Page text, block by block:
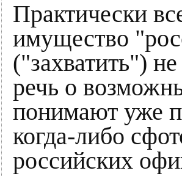
Практически
имущество
("захватить")
речь о
понимают уже
когда-либо
российских